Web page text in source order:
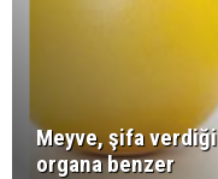
Meyve, şifa verdiği
organa benzer